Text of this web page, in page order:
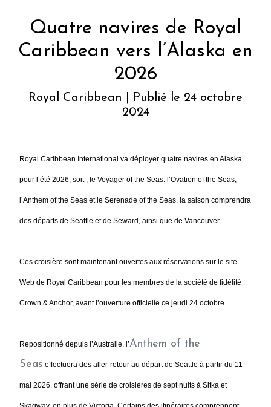
Quatre navires de Royal
Caribbean vers l’Alaska en
2026
Royal Caribbean | Publié le 24 octobre
2024
Royal Caribbean International va déployer quatre navires en Alaska
pour l’été 2026, soit ; le Voyager of the Seas. l’Ovation of the Seas,
l’Anthem of the Seas et le Serenade of the Seas, la saison comprendra
des départs de Seattle et de Seward, ainsi que de Vancouver.
Ces croisière sont maintenant ouvertes aux réservations sur le site
Web de Royal Caribbean pour les membres de la société de fidélité
Crown & Anchor, avant l’ouverture officielle ce jeudi 24 octobre.
Repositionné depuis l’Australie, l’Anthem of the
Seas effectuera des aller-retour au départ de Seattle à partir du 11
mai 2026, offrant une série de croisières de sept nuits à Sitka et